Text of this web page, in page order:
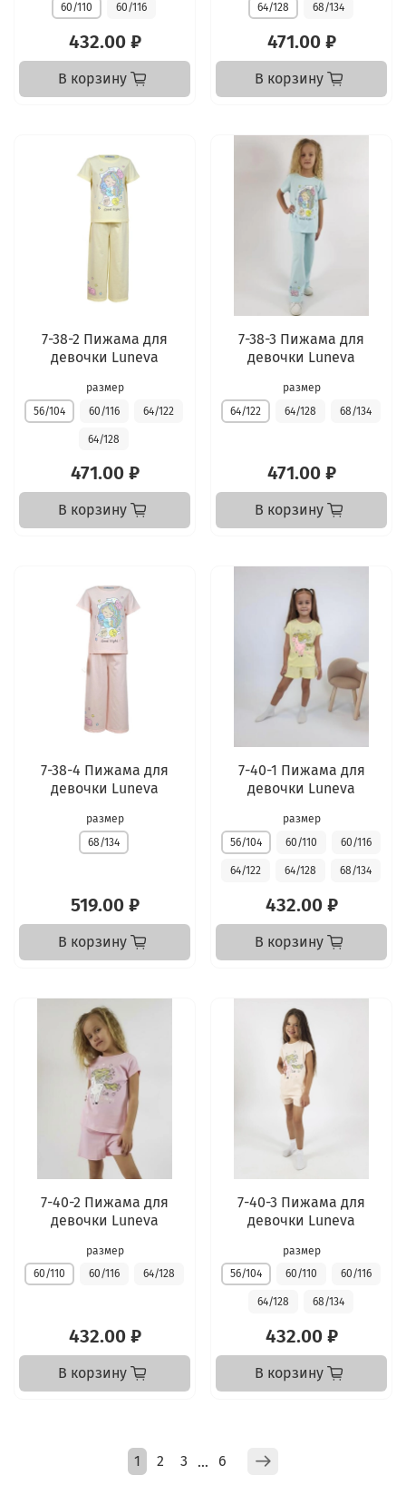
60/110
60/116
432.00 ₽
В корзину
64/128
68/134
471.00 ₽
В корзину
7-38-2 Пижама для
девочки Luneva
размер
56/104
60/116 64/122
64/128
471.00 ₽
В корзину
7-38-3 Пижама для
девочки Luneva
размер
64/122
64/128 68/134
471.00 ₽
В корзину
7-38-4 Пижама для
девочки Luneva
размер
68/134
519.00 ₽
В корзину
7-40-1 Пижама для
девочки Luneva
размер
56/104
60/110 60/116
64/122 64/128 68/134
432.00 ₽
В корзину
7-40-2 Пижама для
девочки Luneva
размер
60/110
60/116 64/128
432.00 ₽
В корзину
7-40-3 Пижама для
девочки Luneva
размер
56/104
60/110 60/116
64/128 68/134
432.00 ₽
В корзину
1 2 3 … 6